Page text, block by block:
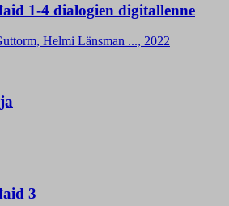
1-4 dialogien digitallenne
Helmi Länsman ..., 2022
3